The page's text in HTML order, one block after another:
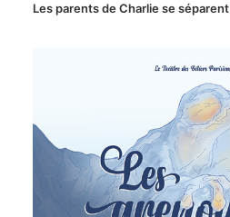
Les parents de Charlie se séparent